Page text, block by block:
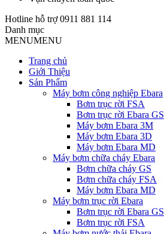
Hotline hỗ trợ 0911 881 114
Danh mục
MENUMENU
Trang chủ
Giới Thiệu
Sản Phẩm
Máy bơm công nghiệp Ebara
Bơm trục rời FSA
Bơm trục rời Ebara GS
Máy bơm Ebara 3M
Máy bơm Ebara 3D
Máy bơm Ebara MD
Máy bơm chữa cháy Ebara
Bơm chữa cháy GS
Bơm chữa cháy FSA
Máy bơm Ebara MD
Máy bơm trục rời Ebara
Bơm trục rời Ebara GS
Bơm trục rời FSA